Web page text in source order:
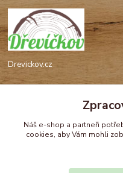
Drevickov.cz
+420 732 488 676
drevickov@drevickov.cz,
Náš e-shop a partneři
cookies, aby Vám mohli